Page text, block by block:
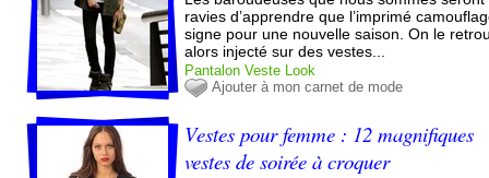
ravies d’apprendre que l’imprimé
signe pour une nouvelle saison. On le
alors injecté sur des vestes...
Pantalon Veste
Look
Ajouter à mon carnet de mode
Vestes pour femme : 12 magnifiques
vestes de soirée à croquer